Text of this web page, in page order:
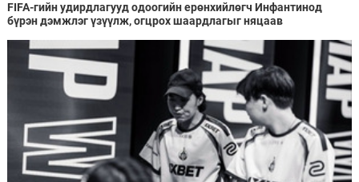
FIFA-гийн удирдлагууд одоогийн ерөнхийлөгч Инфантинод
бүрэн дэмжлэг үзүүлж, огцрох шаардлагыг няцаав